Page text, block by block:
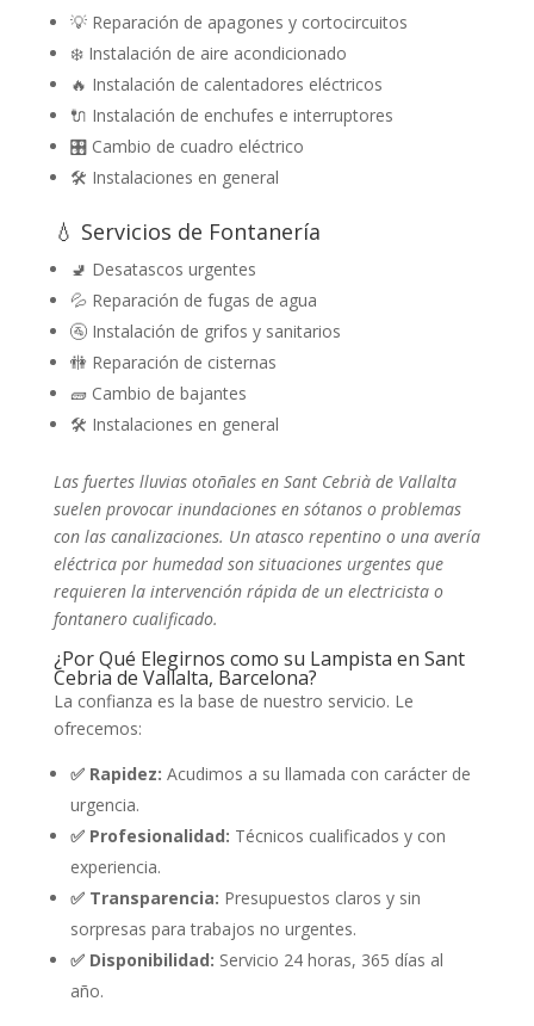
💡 Reparación de apagones y cortocircuitos
❄️ Instalación de aire acondicionado
🔥 Instalación de calentadores eléctricos
🔌 Instalación de enchufes e interruptores
🎛️ Cambio de cuadro eléctrico
🛠️ Instalaciones en general
💧 Servicios de Fontanería
🚽 Desatascos urgentes
💦 Reparación de fugas de agua
🚰 Instalación de grifos y sanitarios
🚻 Reparación de cisternas
🧱 Cambio de bajantes
🛠️ Instalaciones en general
Las fuertes lluvias otoñales en Sant Cebrià de Vallalta
suelen provocar inundaciones en sótanos o problemas
con las canalizaciones. Un atasco repentino o una avería
eléctrica por humedad son situaciones urgentes que
requieren la intervención rápida de un electricista o
fontanero cualificado.
¿Por Qué Elegirnos como su Lampista en Sant
Cebria de Vallalta, Barcelona?
La confianza es la base de nuestro servicio. Le
ofrecemos:
✅ Rapidez: Acudimos a su llamada con carácter de
urgencia.
✅ Profesionalidad: Técnicos cualificados y con
experiencia.
✅ Transparencia: Presupuestos claros y sin
sorpresas para trabajos no urgentes.
✅ Disponibilidad: Servicio 24 horas, 365 días al
año.